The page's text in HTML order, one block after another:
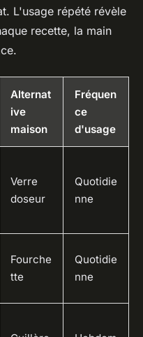
L'usage répété révèle
recette, la main
Alternat
ive
maison
Fréquen
ce
d'usage
Verre
doseur
Quotidie
nne
Fourche
tte
Quotidie
nne